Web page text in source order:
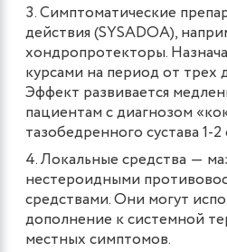
Симптоматические
действия (SYSADOA),
хондропротекторы.
курсами на период от трех
Эффект развивается
пациентам с диагнозом
тазобедренного сустава 1-2
Локальные средства ―
нестероидными
средствами. Они могут
дополнение к системной
местных симптомов.